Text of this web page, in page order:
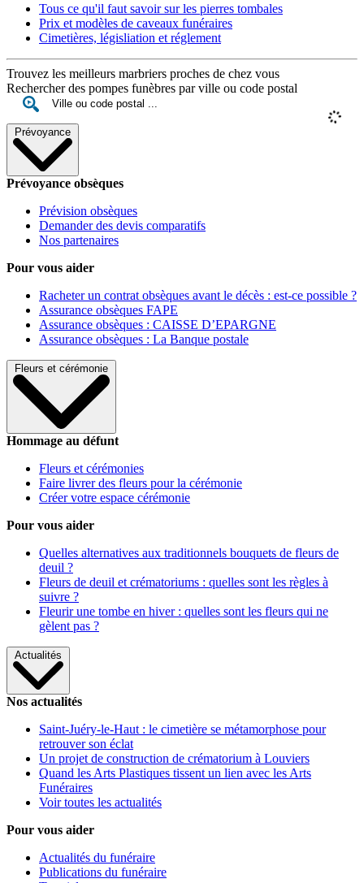
Tous ce qu'il faut savoir sur les pierres tombales
Prix et modèles de caveaux funéraires
Cimetières, législiation et réglement
Trouvez les meilleurs marbriers proches de chez vous
Rechercher des pompes funèbres par ville ou code postal
Prévoyance
Prévoyance obsèques
Prévision obsèques
Demander des devis comparatifs
Nos partenaires
Pour vous aider
Racheter un contrat obsèques avant le décès : est-ce possible ?
Assurance obsèques FAPE
Assurance obsèques : CAISSE D’EPARGNE
Assurance obsèques : La Banque postale
Fleurs et cérémonie
Hommage au défunt
Fleurs et cérémonies
Faire livrer des fleurs pour la cérémonie
Créer votre espace cérémonie
Pour vous aider
Quelles alternatives aux traditionnels bouquets de fleurs de
deuil ?
Fleurs de deuil et crématoriums : quelles sont les règles à
suivre ?
Fleurir une tombe en hiver : quelles sont les fleurs qui ne
gèlent pas ?
Actualités
Nos actualités
Saint-Juéry-le-Haut : le cimetière se métamorphose pour
retrouver son éclat
Un projet de construction de crématorium à Louviers
Quand les Arts Plastiques tissent un lien avec les Arts
Funéraires
Voir toutes les actualités
Pour vous aider
Actualités du funéraire
Publications du funéraire